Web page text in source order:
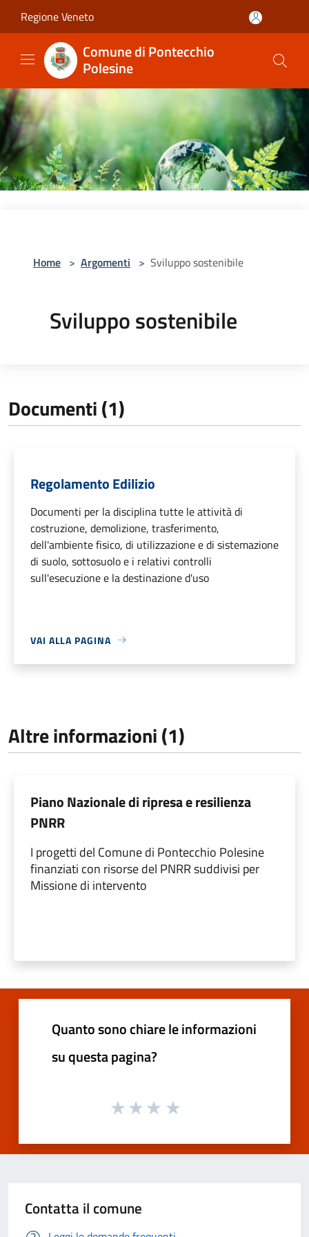
Regione Veneto
Comune di Pontecchio
Polesine
Home > Argomenti > Sviluppo sostenibile
Sviluppo sostenibile
Documenti (1)
Regolamento Edilizio
Documenti per la disciplina tutte le attività di
costruzione, demolizione, trasferimento,
dell'ambiente fisico, di utilizzazione e di sistemazione
di suolo, sottosuolo e i relativi controlli
sull'esecuzione e la destinazione d'uso
VAI ALLA PAGINA
Altre informazioni (1)
Piano Nazionale di ripresa e resilienza
PNRR
I progetti del Comune di Pontecchio Polesine
finanziati con risorse del PNRR suddivisi per
Missione di intervento
Quanto sono chiare le informazioni
su questa pagina?
Contatta il comune